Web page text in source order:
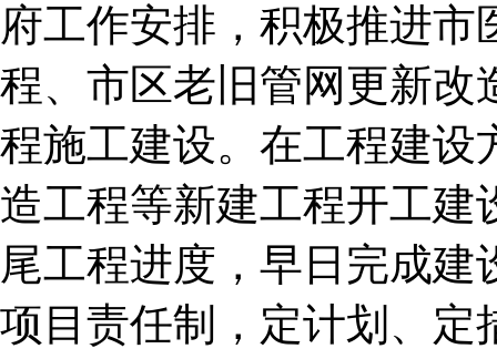
府工作安排，积极推进
程、市区老旧管网更新改
程施工建设。在工程建设
造工程等新建工程开工建
尾工程进度，早日完成
项目责任制，定计划、定